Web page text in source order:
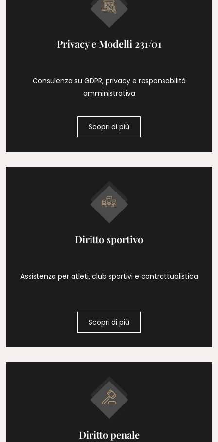
Privacy e Modelli 231/01
Consulenza su GDPR, privacy e responsabilità
amministrativa
Scopri di più
Diritto sportivo
Assistenza per atleti, club sportivi e contrattualistica
Scopri di più
Diritto penale